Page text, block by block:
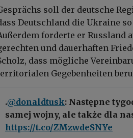
soll der deutsche
Deutschland die Ukraine
forderte er Russland
und dauerhaften
dass mögliche
Gegebenheiten
.@donaldtusk: Następne
samej wojny, ale także dla
https://t.co/ZMzwdeSNYe